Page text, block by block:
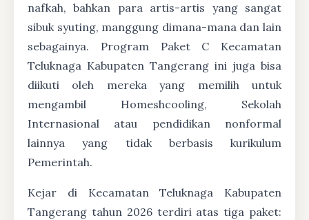
nafkah, bahkan para artis-artis yang sangat
sibuk syuting, manggung dimana-mana dan lain
sebagainya. Program Paket C Kecamatan
Teluknaga Kabupaten Tangerang ini juga bisa
diikuti oleh mereka yang memilih untuk
mengambil Homeshcooling, Sekolah
Internasional atau pendidikan nonformal
lainnya yang tidak berbasis kurikulum
Pemerintah.
Kejar di Kecamatan Teluknaga Kabupaten
Tangerang tahun 2026 terdiri atas tiga paket: